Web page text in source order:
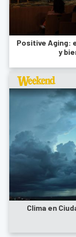
Positive Aging:
y
Clima en